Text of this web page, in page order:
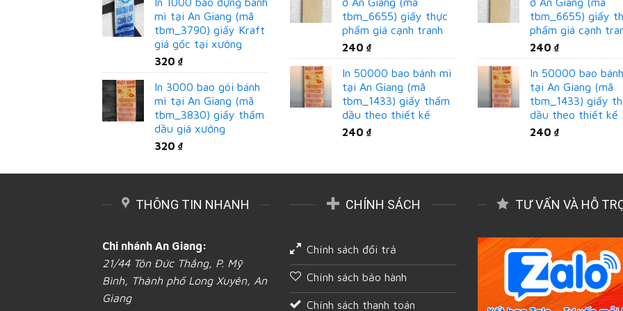
mì tại An Giang (mã
tbm_3790) giấy Kraft
giá gốc tại xưởng
320 ₫
In 3000 bao gói bánh
mì tại An Giang (mã
tbm_3830) giấy thấm
dầu giá xưởng
320 ₫
tbm_6655) giấy thực
phẩm giá cạnh tranh
240 ₫
In 50000 bao bánh mì
tại An Giang (mã
tbm_1433) giấy thấm
dầu theo thiết kế
240 ₫
tbm_6655) giấy
phẩm giá cạnh
240 ₫
In 50000 bao
tại An Giang (mã
tbm_1433) giấy
dầu theo thiết kế
240 ₫
THÔNG TIN NHANH
Chi nhánh An Giang:
21/44 Tôn Đức Thắng, P. Mỹ
Bình, Thành phố Long Xuyên, An
Giang
CHÍNH SÁCH
Chính sách đổi trả
Chính sách bảo hành
Chính sách thanh toán
TƯ VẤN VÀ HỖ